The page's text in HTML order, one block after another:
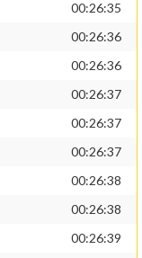
00:26:35
00:26:36
00:26:36
00:26:37
00:26:37
00:26:37
00:26:38
00:26:38
00:26:39